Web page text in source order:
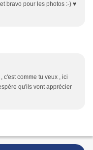
bravo pour les photos :-) ♥
c'est comme tu veux , ici
qu'ils vont apprécier